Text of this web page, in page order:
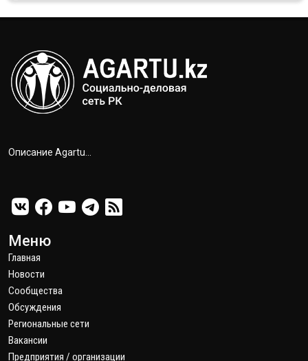
Описание Agartu...
Меню
Главная
Новости
Сообщества
Обсуждения
Региональные сети
Вакансии
Предприятия / организации